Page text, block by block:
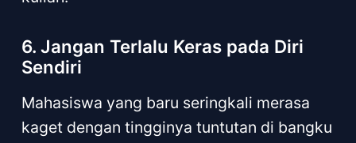
6. Jangan Terlalu Keras pada Diri
Sendiri
Mahasiswa yang baru seringkali merasa
kaget dengan tingginya tuntutan di bangku